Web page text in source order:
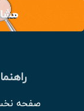
راهنما
صفحه